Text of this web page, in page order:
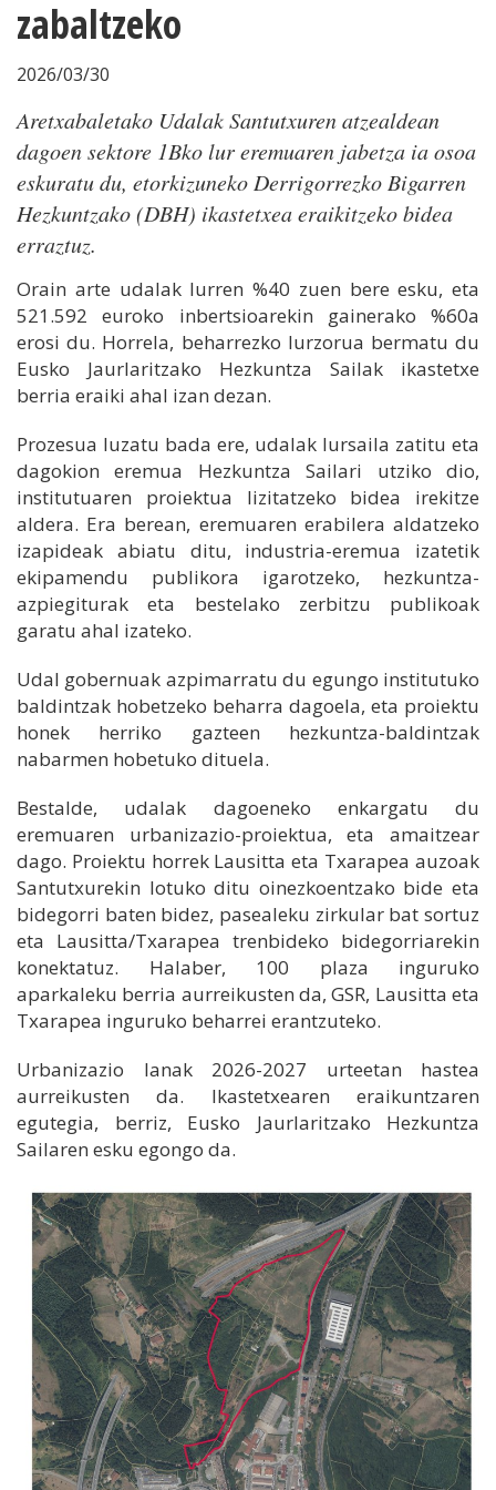
zabaltzeko
2026/03/30
Aretxabaletako Udalak Santutxuren atzealdean
dagoen sektore 1Bko lur eremuaren jabetza ia osoa
eskuratu du, etorkizuneko Derrigorrezko Bigarren
Hezkuntzako (DBH) ikastetxea eraikitzeko bidea
erraztuz.
Orain arte udalak lurren %40 zuen bere esku, eta
521.592 euroko inbertsioarekin gainerako %60a
erosi du. Horrela, beharrezko lurzorua bermatu du
Eusko Jaurlaritzako Hezkuntza Sailak ikastetxe
berria eraiki ahal izan dezan.
Prozesua luzatu bada ere, udalak lursaila zatitu eta
dagokion eremua Hezkuntza Sailari utziko dio,
institutuaren proiektua lizitatzeko bidea irekitze
aldera. Era berean, eremuaren erabilera aldatzeko
izapideak abiatu ditu, industria-eremua izatetik
ekipamendu publikora igarotzeko, hezkuntza-
azpiegiturak eta bestelako zerbitzu publikoak
garatu ahal izateko.
Udal gobernuak azpimarratu du egungo institutuko
baldintzak hobetzeko beharra dagoela, eta proiektu
honek herriko gazteen hezkuntza-baldintzak
nabarmen hobetuko dituela.
Bestalde, udalak dagoeneko enkargatu du
eremuaren urbanizazio-proiektua, eta amaitzear
dago. Proiektu horrek Lausitta eta Txarapea auzoak
Santutxurekin lotuko ditu oinezkoentzako bide eta
bidegorri baten bidez, pasealeku zirkular bat sortuz
eta Lausitta/Txarapea trenbideko bidegorriarekin
konektatuz. Halaber, 100 plaza inguruko
aparkaleku berria aurreikusten da, GSR, Lausitta eta
Txarapea inguruko beharrei erantzuteko.
Urbanizazio lanak 2026-2027 urteetan hastea
aurreikusten da. Ikastetxearen eraikuntzaren
egutegia, berriz, Eusko Jaurlaritzako Hezkuntza
Sailaren esku egongo da.